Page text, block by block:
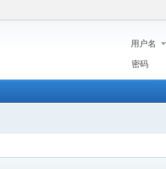
用户名
密码